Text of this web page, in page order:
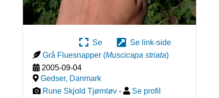
Se
Se link-side
Grå Fluesnapper (Muscicapa striata)
2005-09-04
Gedser, Danmark
Rune Skjold Tjørnløv - Se profil